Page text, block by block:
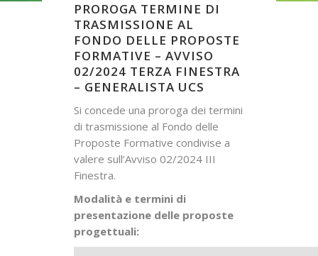
PROROGA TERMINE DI
TRASMISSIONE AL
FONDO DELLE PROPOSTE
FORMATIVE – AVVISO
02/2024 TERZA FINESTRA
– GENERALISTA UCS
Si concede una proroga dei termini
di trasmissione al Fondo delle
Proposte Formative condivise a
valere sull’Avviso 02/2024 III
Finestra.
Modalità e termini di
presentazione delle proposte
progettuali: